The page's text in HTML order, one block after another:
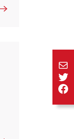
E-